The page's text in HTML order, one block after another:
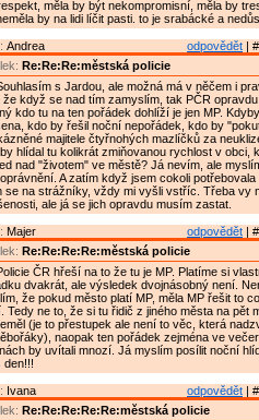
měla by být nekompromisní, měla by
by na lidi líčit pasti. to je srabácké a
odpovědět |
Andrea
Re:Re:Re:městská policie
s Jardou, ale možná má v něčem i
že když se nad tím zamyslím, tak PČR
kdo tu na ten pořádek dohlíží je jen MP.
kdo by řešil noční nepořádek, kdo by
majitele čtyřnohých mazlíčků za
hlídal tu kolikrát zmiňovanou rychlost v obci,
nad "životem" ve městě? Já nevím, ale
A zatím když jsem cokoli potřebovala
se na strážníky, vždy mi vyšli vstříc. Třeba vy
ale já se jich opravdu musím zastat.
odpovědět |
Majer
Re:Re:Re:Re:městská policie
ČR hřeší na to že tu je MP. Platíme si
dvakrát, ale výsledek dvojnásobný není.
že pokud město platí MP, měla MP řešit to
Tedy ne to, že si tu řidič z jiného města na pět
(je to přestupek ale není to věc, která
naopak ten pořádek zejména ve
by uvítali mnozí. Já myslím posílit noční
den!!!
odpovědět |
Ivana
Re:Re:Re:Re:Re:městská policie